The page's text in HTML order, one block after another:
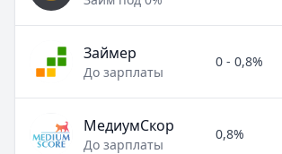
Займер
До зарплаты
0 - 0,8%
МедиумСкор
До зарплаты
0,8%